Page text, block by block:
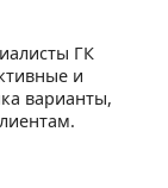
ГК
и
варианты,